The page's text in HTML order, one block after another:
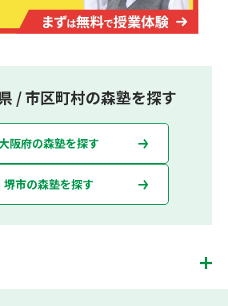
/ 市区町村の森塾を探す
阪府の森塾を探す
堺市の森塾を探す